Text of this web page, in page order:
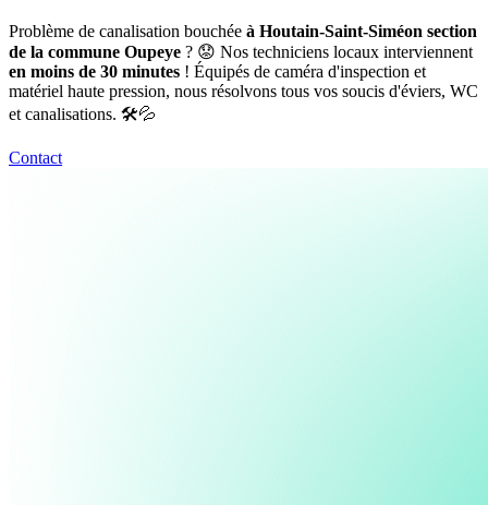
Problème de canalisation bouchée à Houtain-Saint-Siméon section
de la commune Oupeye ? 😟 Nos techniciens locaux interviennent
en moins de 30 minutes ! Équipés de caméra d'inspection et
matériel haute pression, nous résolvons tous vos soucis d'éviers, WC
et canalisations. 🛠️💦
Contact